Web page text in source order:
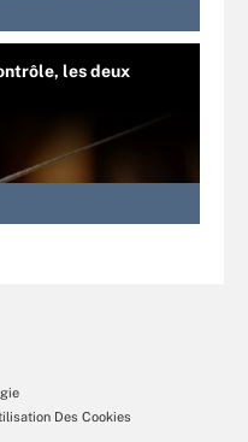
les deux
Des Cookies